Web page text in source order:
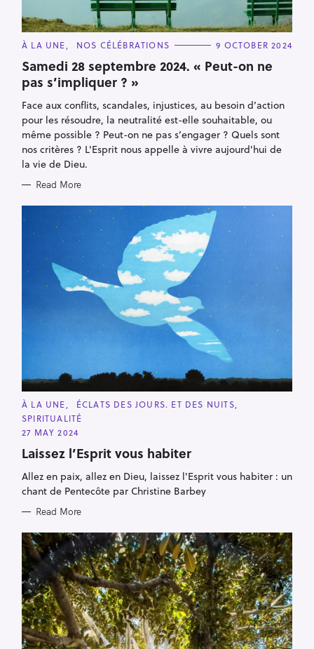
C
T
E
G
O
R
I
E
S
À LA UNE NOS CÉLÉBRATIONS 9 OCTOBER 2024
Samedi 28 septembre 2024. « Peut-on ne
pas s’impliquer ? »
Face aux conflits, scandales, injustices, au besoin d’action
pour les résoudre, la neutralité est-elle souhaitable, ou
même possible ? Peut-on ne pas s’engager ? Quels sont
nos critères ? L'Esprit nous appelle à vivre aujourd'hui de
la vie de Dieu.
Read More
C
A
T
E
G
O
R
E
À LA UNE
ÉCLATS DES JOURS. ET DES NUITS
SPIRITUALITÉ
27 MAY 2024
Laissez l’Esprit vous habiter
Allez en paix, allez en Dieu, laissez l'Esprit vous habiter : un
chant de Pentecôte par Christine Barbey
Read More